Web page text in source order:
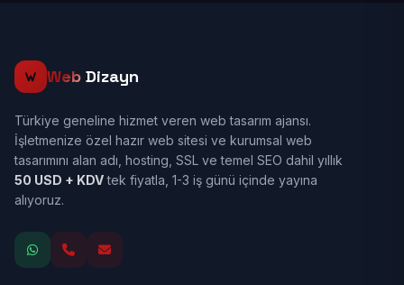
Web Dizayn
Türkiye geneline hizmet veren web tasarım ajansı.
İşletmenize özel hazır web sitesi ve kurumsal web
tasarımını alan adı, hosting, SSL ve temel SEO dahil yıllık
50 USD + KDVtek fiyatla, 1-3 iş günü içinde yayına
alıyoruz.